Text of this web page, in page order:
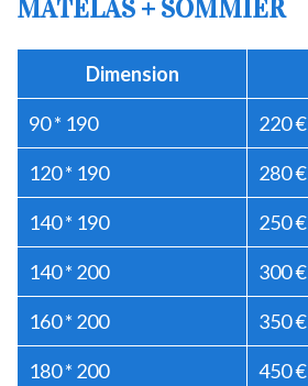
MATELAS + SOMMIER
Dimension
90 * 190 220 €
120 * 190 280 €
140 * 190 250 €
140 * 200 300 €
160 * 200 350 €
180 * 200 450 €